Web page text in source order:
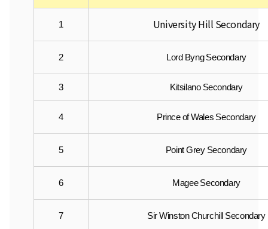
1 University Hill Secondary
2 Lord Byng Secondary
3 Kitsilano Secondary
4 Prince of Wales Secondary
5 Point Grey Secondary
6 Magee Secondary
7 Sir Winston Churchill Secondary